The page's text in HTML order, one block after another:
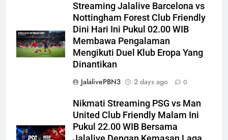
Streaming Jalalive Barcelona vs
Nottingham Forest Club Friendly
Dini Hari Ini Pukul 02.00 WIB
Membawa Pengalaman
Mengikuti Duel Klub Eropa Yang
Dinantikan
JalalivePBN3
2 days ago 0
Nikmati Streaming PSG vs Man
United Club Friendly Malam Ini
Pukul 22.00 WIB Bersama